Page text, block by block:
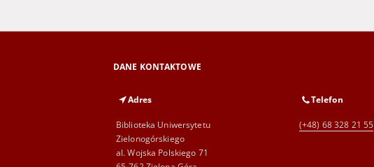
DANE KONTAKTOWE
Adres
Biblioteka Uniwersytetu
Zielonogórskiego
al. Wojska Polskiego 71
Telefon
(+48) 68 328 21 55